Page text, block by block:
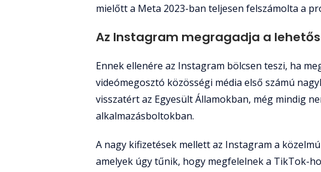
mielőtt a Meta 2023-ban teljesen felszámolta a
Az Instagram megragadja a
Ennek ellenére az Instagram bölcsen teszi, ha
videómegosztó közösségi média első számú
visszatért az Egyesült Államokban, még mindig
alkalmazásboltokban.
A nagy kifizetések mellett az Instagram a
amelyek úgy tűnik, hogy megfelelnek a TikTok-